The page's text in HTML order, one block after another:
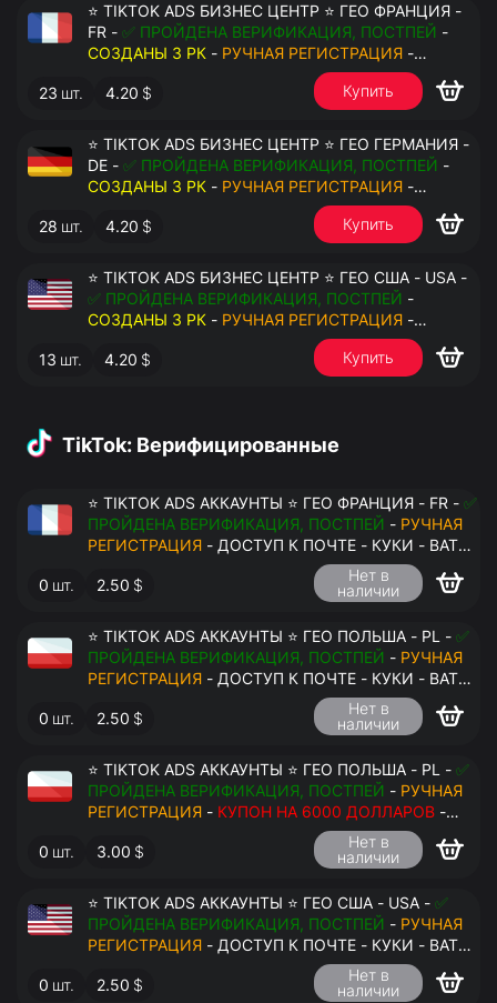
⭐ TIKTOK ADS БИЗНЕС ЦЕНТР ⭐ ГЕО ФРАНЦИЯ -
FR - ✅ ПРОЙДЕНА ВЕРИФИКАЦИЯ, ПОСТПЕЙ -
СОЗДАНЫ 3 РК - РУЧНАЯ РЕГИСТРАЦИЯ -
ДОСТУП К ПОЧТЕ - КУКИ - ВАТ ЗАПОЛНЕН -
ПЕРЕДАЧА В АНТИДЕТЕКТ
23 шт. 4.20 $ Купить
⭐ TIKTOK ADS БИЗНЕС ЦЕНТР ⭐ ГЕО ГЕРМАНИЯ -
DE - ✅ ПРОЙДЕНА ВЕРИФИКАЦИЯ, ПОСТПЕЙ -
СОЗДАНЫ 3 РК - РУЧНАЯ РЕГИСТРАЦИЯ -
ДОСТУП К ПОЧТЕ - КУКИ - ВАТ ЗАПОЛНЕН -
ПЕРЕДАЧА В АНТИДЕТЕКТ
28 шт. 4.20 $ Купить
⭐ TIKTOK ADS БИЗНЕС ЦЕНТР ⭐ ГЕО США - USA -
✅ ПРОЙДЕНА ВЕРИФИКАЦИЯ, ПОСТПЕЙ -
СОЗДАНЫ 3 РК - РУЧНАЯ РЕГИСТРАЦИЯ -
ДОСТУП К ПОЧТЕ - КУКИ - ВАТ ЗАПОЛНЕН -
ПЕРЕДАЧА В АНТИДЕТЕКТ
13 шт. 4.20 $ Купить
TikTok: Верифицированные
⭐ TIKTOK ADS АККАУНТЫ ⭐ ГЕО ФРАНЦИЯ - FR - ✅
ПРОЙДЕНА ВЕРИФИКАЦИЯ, ПОСТПЕЙ - РУЧНАЯ
РЕГИСТРАЦИЯ - ДОСТУП К ПОЧТЕ - КУКИ - ВАТ
ЗАПОЛНЕН - ПЕРЕДАЧА В АНТИДЕТЕКТ
0 шт. 2.50 $
Нет в
наличии
⭐ TIKTOK ADS АККАУНТЫ ⭐ ГЕО ПОЛЬША - PL - ✅
ПРОЙДЕНА ВЕРИФИКАЦИЯ, ПОСТПЕЙ - РУЧНАЯ
РЕГИСТРАЦИЯ - ДОСТУП К ПОЧТЕ - КУКИ - ВАТ
ЗАПОЛНЕН - ПЕРЕДАЧА В АНТИДЕТЕКТ
0 шт. 2.50 $
Нет в
наличии
⭐ TIKTOK ADS АККАУНТЫ ⭐ ГЕО ПОЛЬША - PL - ✅
ПРОЙДЕНА ВЕРИФИКАЦИЯ, ПОСТПЕЙ - РУЧНАЯ
РЕГИСТРАЦИЯ - КУПОН НА 6000 ДОЛЛАРОВ -
ДОСТУП К ПОЧТЕ - КУКИ - ВАТ ЗАПОЛНЕН -
ПЕРЕДАЧА В АНТИДЕТЕКТ
0 шт. 3.00 $
Нет в
наличии
⭐ TIKTOK ADS АККАУНТЫ ⭐ ГЕО США - USA - ✅
ПРОЙДЕНА ВЕРИФИКАЦИЯ, ПОСТПЕЙ - РУЧНАЯ
РЕГИСТРАЦИЯ - ДОСТУП К ПОЧТЕ - КУКИ - ВАТ
ЗАПОЛНЕН - ПЕРЕДАЧА В АНТИДЕТЕКТ
0 шт. 2.50 $
Нет в
наличии